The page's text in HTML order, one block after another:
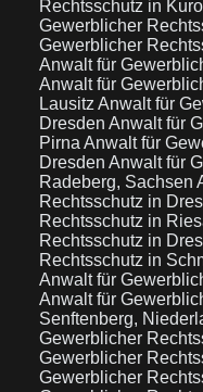
Rechtsschutz in
Gewerblicher
Gewerblicher
Anwalt für
Anwalt für
Lausitz Anwalt für
Dresden Anwalt für
Pirna Anwalt für
Dresden Anwalt für
Radeberg, Sachsen
Rechtsschutz in
Rechtsschutz in
Rechtsschutz in
Rechtsschutz in
Anwalt für
Anwalt für
Senftenberg,
Gewerblicher
Gewerblicher
Gewerblicher